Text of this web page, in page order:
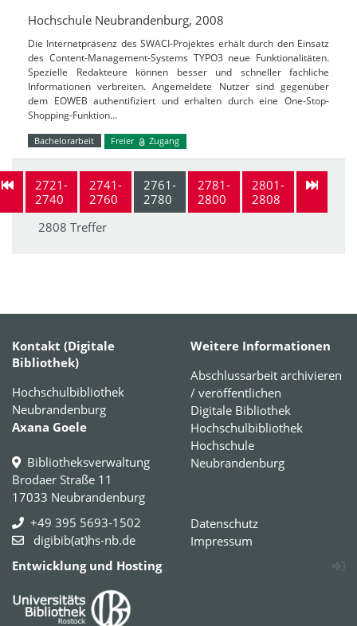
Hochschule Neubrandenburg, 2008
Die Internetpräsenz des SWACI-Projektes erhält durch den Einsatz
des Content-Management-Systems TYPO3 neue Funktionalitäten.
Spezielle Redakteure können besser und schneller fachliche
Informationen verbreiten. Angemeldete Nutzer sind gegenüber
dem EOWEB authentifiziert und erhalten durch eine One-Stop-
Shopping-Funktion…
Bachelorarbeit Freier Zugang
2721-
2740
2741-
2760
2761-
2780
2781-
2800
2801-
2808
2808 Treffer
Kontakt (Digitale
Bibliothek)
Hochschulbibliothek
Neubrandenburg
Axana Goele
Bibliotheksverwaltung
Brodaer Straße 11
17033 Neubrandenburg
+49 395 5693-1502
digibib(at)hs-nb.de
Weitere Informationen
Abschlussarbeit archivieren
/ veröffentlichen
Digitale Bibliothek
Hochschulbibliothek
Hochschule
Neubrandenburg
Datenschutz
Impressum
Entwicklung und Hosting